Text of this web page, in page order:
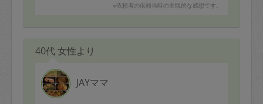
ありがとうございました※依頼者の依頼当時の主観的な感想です。
40代 女性より
JAYママ